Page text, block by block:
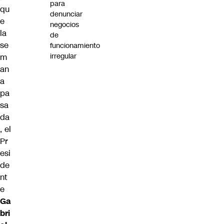
qu
e
la
se
m
an
a
pa
sa
da
, el
Pr
esi
de
nt
e
Ga
bri
para
denunciar
negocios
de
funcionamiento
irregular